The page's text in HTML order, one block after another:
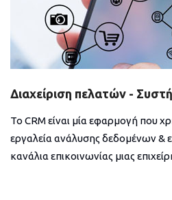
Διαχείριση πελατών -
Το CRM είναι μία εφαρμογή που
εργαλεία ανάλυσης δεδομένων &
κανάλια επικοινωνίας μιας